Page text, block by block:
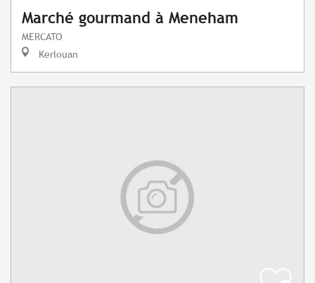
Marché gourmand à Meneham
MERCATO
Kerlouan